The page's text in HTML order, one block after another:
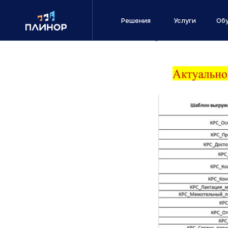
Решения Услуги